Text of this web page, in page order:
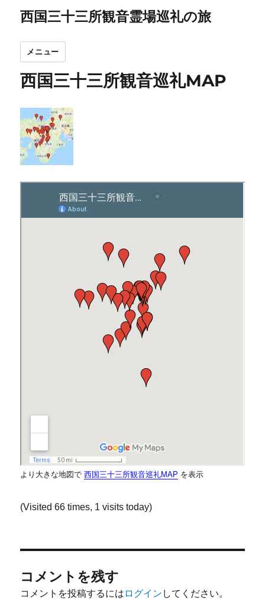
西国三十三所観音霊場巡礼の旅
メニュー
西国三十三所観音巡礼MAP
より大きな地図で西国三十三所観音巡礼MAP を表示
(Visited 66 times, 1 visits today)
コメントを残す
コメントを投稿するには ログイン してください。